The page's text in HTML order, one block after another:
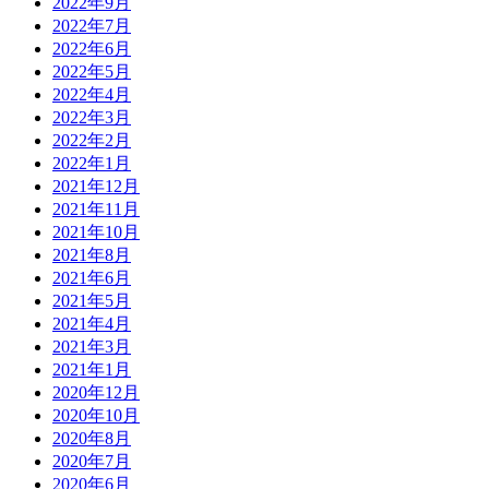
2022年7月
2022年6月
2022年5月
2022年4月
2022年3月
2022年2月
2022年1月
2021年12月
2021年11月
2021年10月
2021年8月
2021年6月
2021年5月
2021年4月
2021年3月
2021年1月
2020年12月
2020年10月
2020年8月
2020年7月
2020年6月